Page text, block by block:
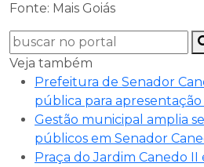
Fonte: Mais Goiás
Veja também
Prefeitura de Senador
pública para apresentação
Gestão municipal amplia
públicos em Senador
Praça do Jardim Canedo